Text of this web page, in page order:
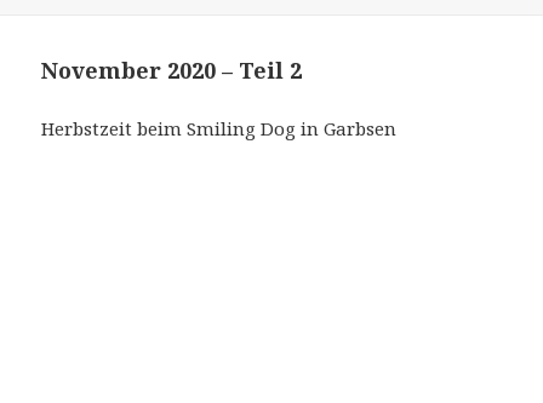
November 2020 – Teil 2
Herbstzeit beim Smiling Dog in Garbsen